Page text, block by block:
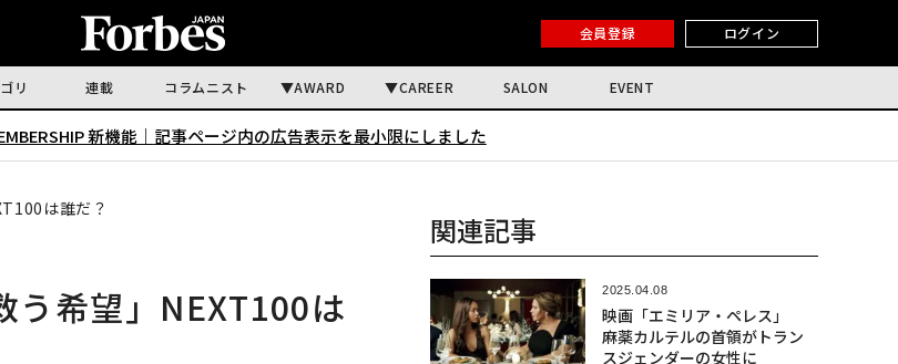
会員登録 ログイン
リ 連載 コラムニスト AWARD CAREER SALON EVENT
新機能｜ 記事ページ内の広告表示を最小限にしました
は誰だ？
う希望」NEXT100は
関連記事
2025.04.08
映画「エミリア・ペレス」
麻薬カルテルの首領がトラン
スジェンダーの女性に